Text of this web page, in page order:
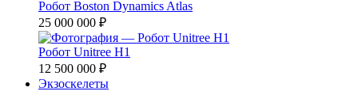
Робот Boston Dynamics Atlas
25 000 000 ₽
Робот Unitree H1
12 500 000 ₽
Экзоскелеты